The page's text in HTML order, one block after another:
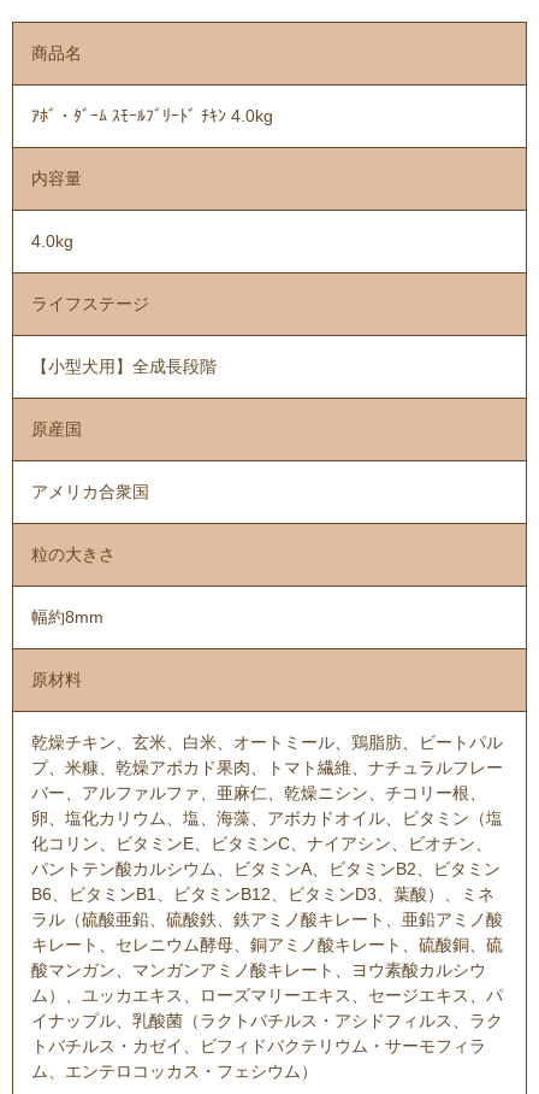
商品名
ｱﾎﾞ・ﾀﾞｰﾑ ｽﾓｰﾙﾌﾞﾘｰﾄﾞ ﾁｷﾝ 4.0kg
内容量
4.0kg
ライフステージ
【小型犬用】全成長段階
原産国
アメリカ合衆国
粒の大きさ
幅約8mm
原材料
乾燥チキン、玄米、白米、オートミール、鶏脂肪、ビートパル
プ、米糠、乾燥アボカド果肉、トマト繊維、ナチュラルフレー
バー、アルファルファ、亜麻仁、乾燥ニシン、チコリー根、
卵、塩化カリウム、塩、海藻、アボカドオイル、ビタミン（塩
化コリン、ビタミンE、ビタミンC、ナイアシン、ビオチン、
パントテン酸カルシウム、ビタミンA、ビタミンB2、ビタミン
B6、ビタミンB1、ビタミンB12、ビタミンD3、葉酸）、ミネ
ラル（硫酸亜鉛、硫酸鉄、鉄アミノ酸キレート、亜鉛アミノ酸
キレート、セレニウム酵母、銅アミノ酸キレート、硫酸銅、硫
酸マンガン、マンガンアミノ酸キレート、ヨウ素酸カルシウ
ム）、ユッカエキス、ローズマリーエキス、セージエキス、パ
イナップル、乳酸菌（ラクトバチルス・アシドフィルス、ラク
トバチルス・カゼイ、ビフィドバクテリウム・サーモフィラ
ム、エンテロコッカス・フェシウム）